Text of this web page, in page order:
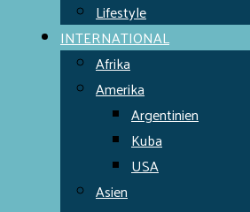
Lifestyle
INTERNATIONAL
Afrika
Amerika
Argentinien
Kuba
USA
Asien